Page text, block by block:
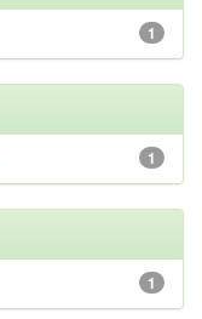
1
1
1